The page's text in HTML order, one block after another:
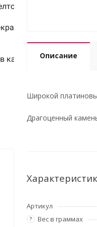
Описание
Широкой
Драгоценный
Артикул
? Вес в граммах